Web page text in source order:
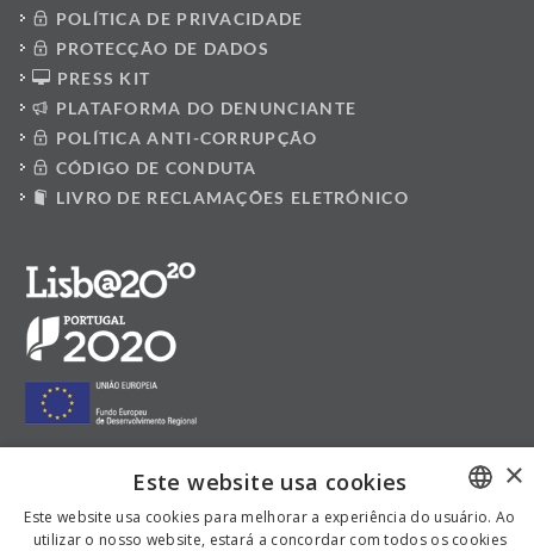
POLÍTICA DE PRIVACIDADE
PROTECÇÃO DE DADOS
PRESS KIT
PLATAFORMA DO DENUNCIANTE
POLÍTICA ANTI-CORRUPÇÃO
CÓDIGO DE CONDUTA
LIVRO DE RECLAMAÇÕES ELETRÓNICO
Siga-nos nas redes sociais:
PORTUGUESE
×
Este website usa cookies
Este website usa cookies para melhorar a experiência do usuário. Ao
utilizar o nosso website, estará a concordar com todos os cookies